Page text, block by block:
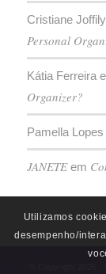
Cristiane
Personal
Kátia Ferreira
Organizer?
Pamella Lopes
JANETEem
© Copyright 2026
Utilizamos
desempenho/